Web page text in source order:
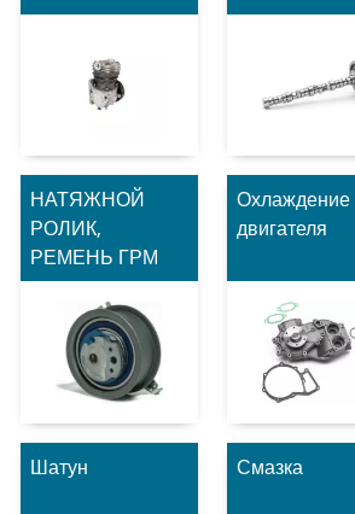
НАТЯЖНОЙ
РОЛИК,
РЕМЕНЬ ГРМ
Охлаждение
двигателя
Шатун Смазка